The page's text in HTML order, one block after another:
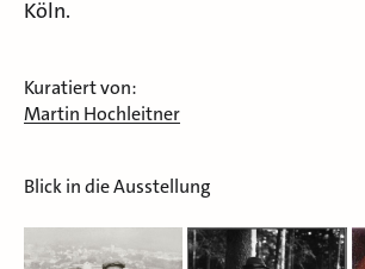
Köln.
Kuratiert von:
Martin Hochleitner
Blick in die Ausstellung